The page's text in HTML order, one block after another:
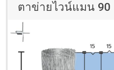
ตาข่ายไวน์แมน 90